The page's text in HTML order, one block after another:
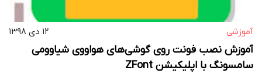
آموزشی ۱۲ دی ۱۳۹۸
آموزش نصب فونت روی گوشی‌های هواووی شیاوومی
سامسونگ با اپلیکیشن ZFont